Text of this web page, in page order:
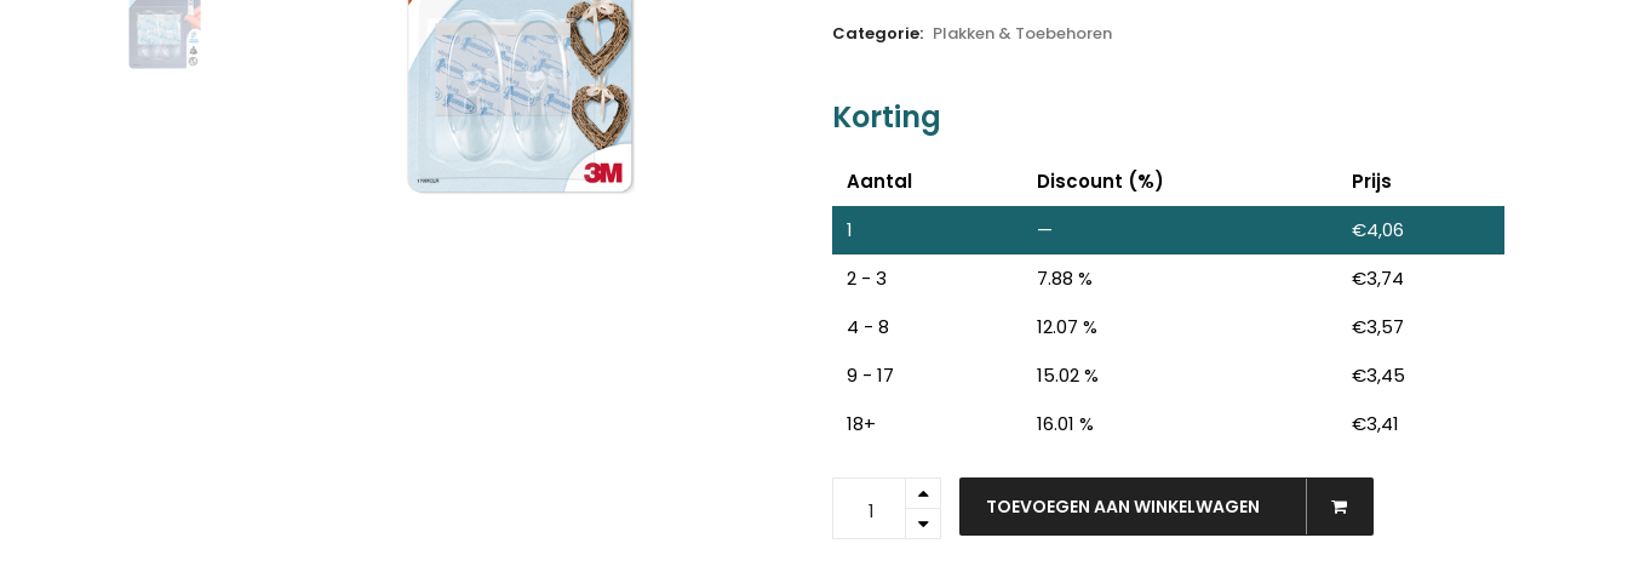
Categorie: Plakken & Toebehoren
Korting
Aantal Discount (%)
Prijs
1
— €4,06
2 - 3
7.88 % €3,74
4 - 8
12.07 % €3,57
9 - 17
15.02 % €3,45
18+
16.01 % €3,41
TOEVOEGEN AAN WINKELWAGEN